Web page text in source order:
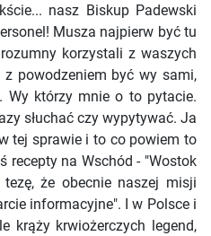
nasz Biskup Padewski
Musza najpierw być tu
korzystali z waszych
powodzeniem być wy sami,
Wy którzy mnie o to pytacie.
słuchać czy wypytywać. Ja
tej sprawie i to co powiem to
recepty na Wschód - "Wostok
że obecnie naszej misji
informacyjne". I w Polsce i
krąży krwiożerczych legend,